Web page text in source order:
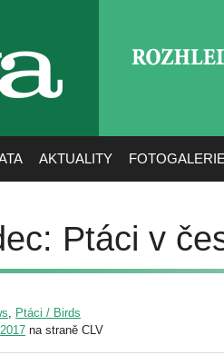
AKTUALITY
Ptáci v
, Ptáci / Birds
na straně CLV